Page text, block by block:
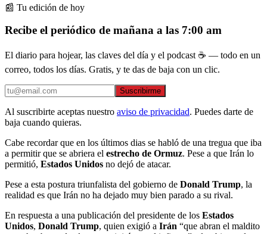
📰 Tu edición de hoy
Recibe el periódico de mañana a las 7:00 am
El diario para hojear, las claves del día y el podcast ☕ — todo en un
correo, todos los días. Gratis, y te das de baja con un clic.
Suscribirme
Al suscribirte aceptas nuestro aviso de privacidad. Puedes darte de
baja cuando quieras.
Cabe recordar que en los últimos dias se habló de una tregua que iba
a permitir que se abriera el estrecho de Ormuz. Pese a que Irán lo
permitió, Estados Unidos no dejó de atacar.
Pese a esta postura triunfalista del gobierno de Donald Trump, la
realidad es que Irán no ha dejado muy bien parado a su rival.
En respuesta a una publicación del presidente de los Estados
Unidos, Donald Trump, quien exigió a Irán “que abran el maldito